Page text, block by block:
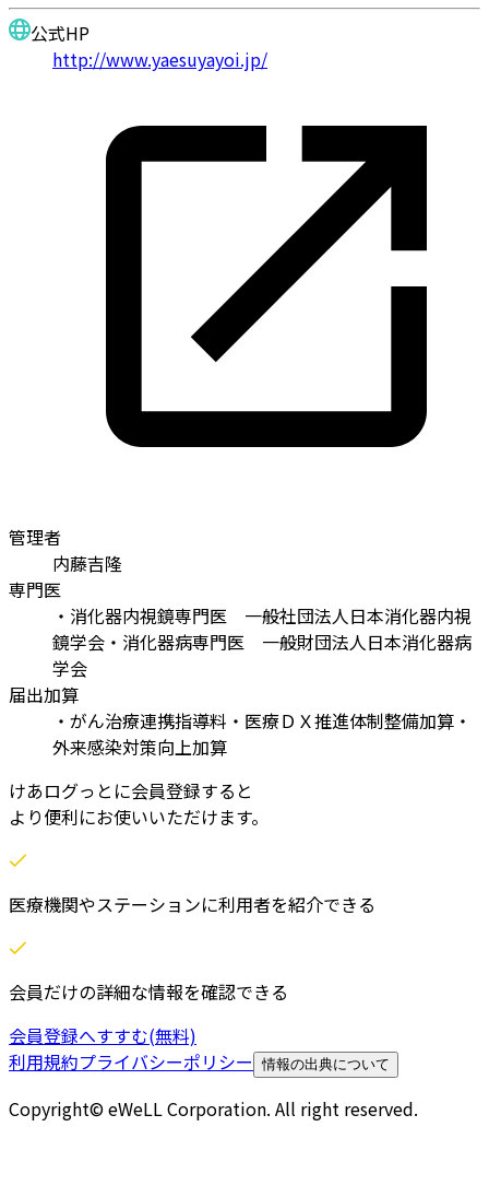
公式HP
http://www.yaesuyayoi.jp/
管理者
内藤吉隆
専門医
・消化器内視鏡専門医 一般社団法人日本消化器内視
鏡学会 ・消化器病専門医 一般財団法人日本消化器病
学会
届出加算
・がん治療連携指導料 ・医療ＤＸ推進体制整備加算 ・
外来感染対策向上加算
けあログっとに会員登録すると
より便利にお使いいただけます。
医療機関やステーションに利用者を紹介できる
会員だけの詳細な情報を確認できる
会員登録へすすむ(無料)
利用規約プライバシーポリシー 情報の出典について
Copyright© eWeLL Corporation. All right reserved.